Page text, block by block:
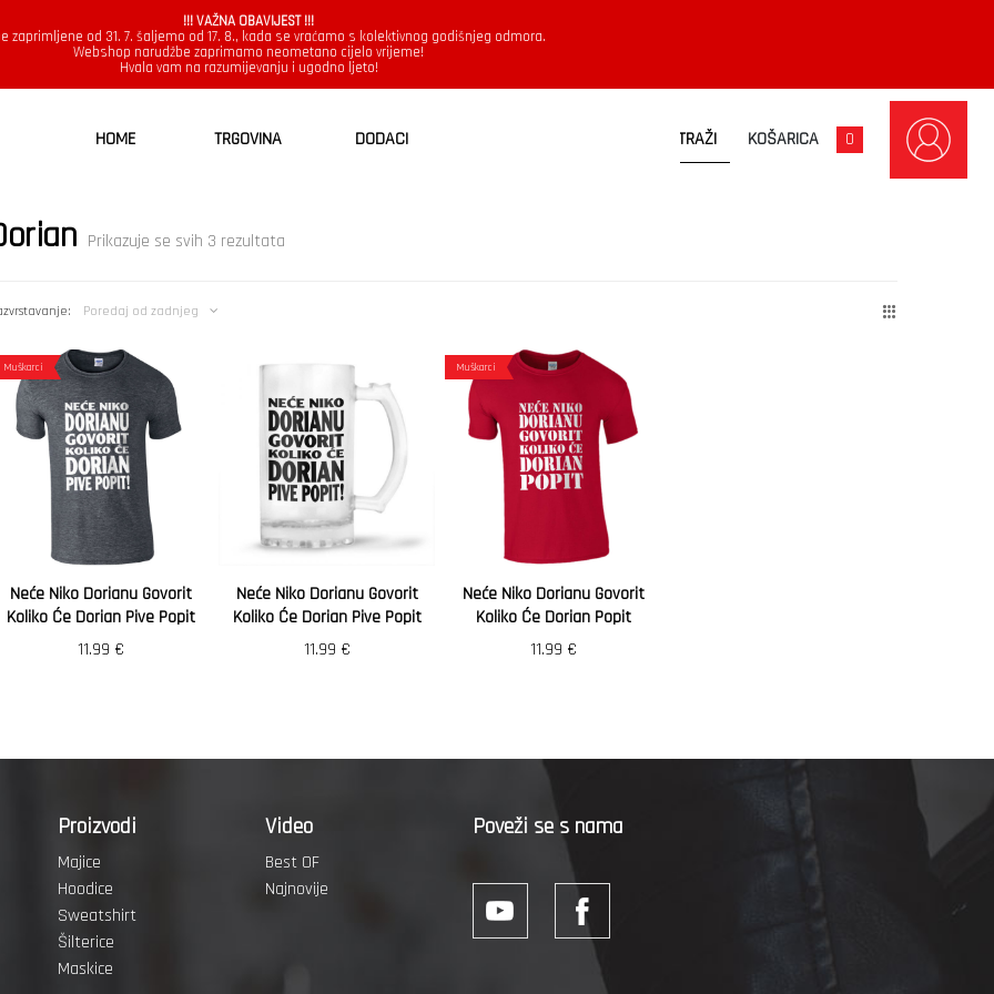
!!! VAŽNA OBAVIJEST !!!
zaprimljene od 31. 7. šaljemo od 17. 8., kada se vraćamo s kolektivnog godišnjeg odmora.
Webshop narudžbe zaprimamo neometano cijelo vrijeme!
Hvala vam na razumijevanju i ugodno ljeto!
HOME TRGOVINA DODACI KOŠARICA 0
Prikazuje se svih 3 rezultata
Poredaj od zadnjeg
Muškarci
Neće Niko Dorianu Govorit
Koliko Će Dorian Pive Popit
11.99 €
Neće Niko Dorianu Govorit
Koliko Će Dorian Pive Popit
11.99 €
Muškarci
Neće Niko Dorianu Govorit
Koliko Će Dorian Popit
11.99 €
Proizvodi
Majice
Hoodice
Sweatshirt
Šilterice
Maskice
Video
Best OF
Najnovije
Poveži se s nama